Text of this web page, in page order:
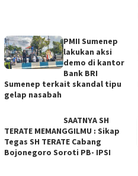
PMII Sumenep
lakukan aksi
demo di kantor
Bank BRI
Sumenep terkait skandal tipu
gelap nasabah
SAATNYA SH
TERATE MEMANGGILMU : Sikap
Tegas SH TERATE Cabang
Bojonegoro Soroti PB- IPSI